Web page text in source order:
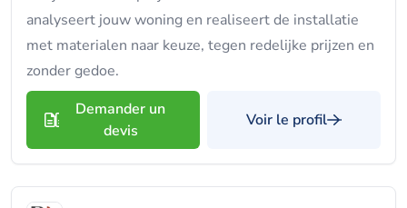
analyseert jouw woning en realiseert de installatie
met materialen naar keuze, tegen redelijke prijzen en
zonder gedoe.
Demander un
devis
Voir le profil